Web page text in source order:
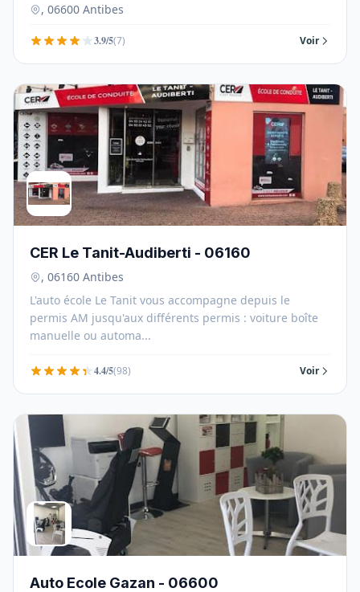
, 06600 Antibes
3.9/5(7) Voir
CER Le Tanit-Audiberti - 06160
, 06160 Antibes
L'auto école Le Tanit vous accompagne depuis le
permis AM jusqu'aux différents permis : voiture boîte
manuelle ou automa...
4.4/5(98) Voir
Auto Ecole Gazan - 06600